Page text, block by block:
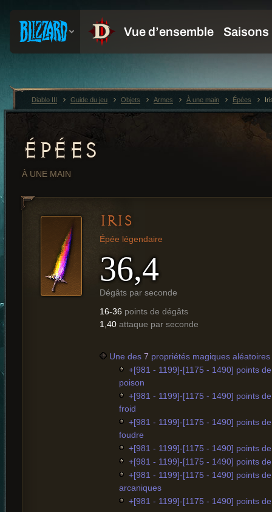
ÉPÉES
À UNE MAIN
IRIS
Épée légendaire
36,4
Dégâts par seconde
16-36 points de dégâts
1,40 attaque par seconde
Une des 7 propriétés magiques
+[981 - 1199]-[1175 - 1490] points
poison
+[981 - 1199]-[1175 - 1490] points
froid
+[981 - 1199]-[1175 - 1490] points
foudre
+[981 - 1199]-[1175 - 1490] points
+[981 - 1199]-[1175 - 1490] points
+[981 - 1199]-[1175 - 1490] points
arcaniques
+[981 - 1199]-[1175 - 1490] points
Diablo III Guide du jeu Objets Armes À une main Épées